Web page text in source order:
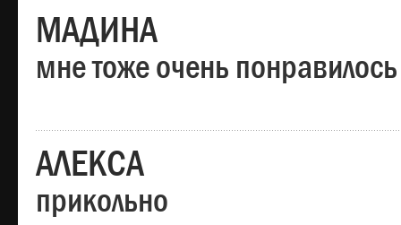
МАДИНА
мне тоже очень
АЛЕКСА
прикольно